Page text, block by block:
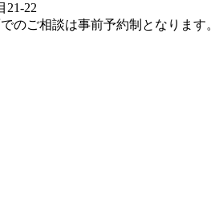
21-22
のご相談は事前予約制となります。